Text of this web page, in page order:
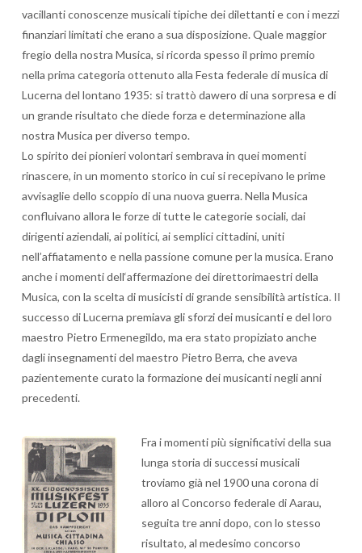
vacillanti conoscenze musicali tipiche dei dilettanti e con i mezzi
finanziari limitati che erano a sua disposizione. Quale maggior
fregio della nostra Musica, si ricorda spesso il primo premio
nella prima categoria ottenuto alla Festa federale di musica di
Lucerna del lontano 1935: si trattò dawero di una sorpresa e di
un grande risultato che diede forza e determinazione alla
nostra Musica per diverso tempo.
Lo spirito dei pionieri volontari sembrava in quei momenti
rinascere, in un momento storico in cui si recepivano le prime
avvisaglie dello scoppio di una nuova guerra. Nella Musica
confluivano allora le forze di tutte le categorie sociali, dai
dirigenti aziendali, ai politici, ai semplici cittadini, uniti
nell’affiatamento e nella passione comune per la musica. Erano
anche i momenti dell‘affermazione dei direttorimaestri della
Musica, con la scelta di musicisti di grande sensibilità artistica. Il
successo di Lucerna premiava gli sforzi dei musicanti e del loro
maestro Pietro Ermenegildo, ma era stato propiziato anche
dagli insegnamenti del maestro Pietro Berra, che aveva
pazientemente curato la formazione dei musicanti negli anni
precedenti.
Fra i momenti più significativi della sua
lunga storia di successi musicali
troviamo già nel 1900 una corona di
alloro al Concorso federale di Aarau,
seguita tre anni dopo, con lo stesso
risultato, al medesimo concorso